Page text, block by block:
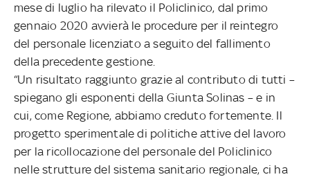
mese di luglio ha rilevato il Policlinico, dal primo
gennaio 2020 avvierà le procedure per il reintegro
del personale licenziato a seguito del fallimento
della precedente gestione.
“Un risultato raggiunto grazie al contributo di tutti –
spiegano gli esponenti della Giunta Solinas – e in
cui, come Regione, abbiamo creduto fortemente. Il
progetto sperimentale di politiche attive del lavoro
per la ricollocazione del personale del Policlinico
nelle strutture del sistema sanitario regionale, ci ha